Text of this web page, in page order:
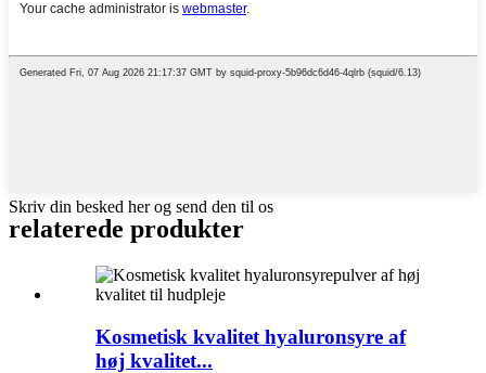
Skriv din besked her og send den til os
relaterede produkter
Kosmetisk kvalitet hyaluronsyre af
høj kvalitet...